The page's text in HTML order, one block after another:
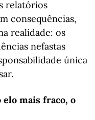
relatórios
consequências,
realidade: os
nefastas
única
elo mais fraco, o